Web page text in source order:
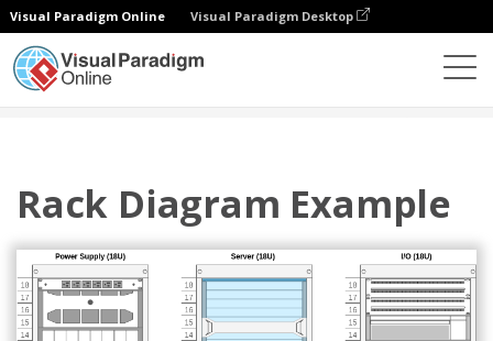
Visual Paradigm Online Visual Paradigm Desktop
Rack Diagram Example